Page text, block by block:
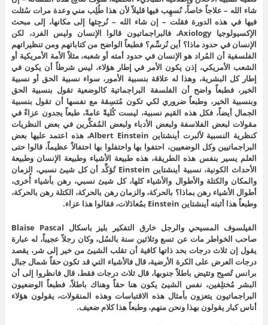
شاء الله – علاجاً خاصاً، نُسهِب فيها قليلاً لأن هذا طُلِب مني وعدة مرات سُئلت
فيها في هذه الدورة فقلت – إن شاء الله – نُرجِئها إلى مكانها، إلى مبحث
الإكسيولوجيا Axiology، فالبراجماتيون قالوا الإنسان وليس الفرد، لكن
الإنسان في حدود ماذا؟ أين نُرسِّم؟ فطبعاً الواضح من كتاباتهم ومن تنظيراتهم
الفلسفية أن المُراد هو الإنسان في حدود أمته أو شعبه، مثلاً الأمة الأمريكية أو
الشعب الأمريكي، إذن يكون الأمر في إطار هؤلاء، ليس شرطاً أن يكون في
إطار كل البشرية، وهذا له علاقة بنسبية الأمور، سواء نسبية الحق أو نسبية
الخير، فطبعاً واضح أن الفلسفة البراجماتية كالوضعية تقول بنسبية الحق
وبنسبية الخير، وطبعاً ضروري لكي تكون مُتسِقة مع نفسها أن تقول بنسبية
الجمال أيضاً، فكل هذه القيم نسبية، ليست كُليةً عامةً، طبعاً يجدون عزاءً في
مقولات لبعض الفلاسفة ولبعض الأدباء ولبعض المُفكِّرين في بعض النظريات
كنظرية النسبية لألبرت أينشتاين Albert Einstein، هذه اعتمد عليها بعض
البراجماتيين وكل الوضعيين، احتفوا بها واحتفلوا بها احتفالاً عظيماً، قالوا حتى
العلم يسير بنفس هذه الطريقة، هذه طبيعة الأشياء وطبيعة الإنسان وطبيعة
الأحداث الكونية، نسبية أينشتاين Einstein تُؤكِّد أن كل شيئ نسبي، الزمان
والمكان والكتلة والأطوال والأشياء كلها، كل شيئ نسبي، رهن بأشياء أُخرى،
أطوال الأشياء رهن بماذا؟ بالحركة، والزمان رهن بالحركة، الكتلة رهن بالحركة،
وطبعاً هذا أثبته أينشتاين Einstein بمُعادَلات، فقالوا هذا عزاء.
الفيلسوف المسيحي والرجل خارق التفكير بليز باسكال Blaise Pascal
صاحب الخواطر مات عن تسع وثلاثين سنة بالسُل، وكان رجلاً عجيباً، له عبارة
يقول إن ثلاث درجات بحد ذاتها كافية أن تقلب الشيئ من خير إلى شر، يقصد
درجات العرض على الكرة الأرضية، قال فالأشياء التي قد تكون حقاً شمال جبال
برانس تُصبِح وتئيض باطلاً جنوبها، قال ثلاث درجات فقط، قال فانظروا إلى أن
البشر مُختلِفين، نفس الشيئ يكون هنا حقاً وهناك باطلاً، فطبعاً الوضعيون
البراجماتيون يتعزون بأمثال هذه الاقتباسات وهذه المنقولات، يقولون هؤلاء
أناس كبار يقولون بهذا ونحن منهم، وطبعاً هذا كلام ضعيف.